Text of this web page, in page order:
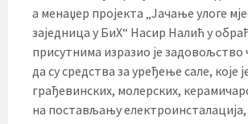
а менаџер пројекта „Јачање улоге
заједница у БиХ“ Насир Налић у
присутнима изразио је
да су средства за уређење сале, које
грађевинских, молерских,
на постављању електроинсталација,